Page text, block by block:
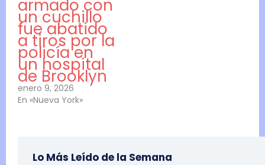
armado con
un cuchillo
fue abatido
a tiros por la
policía en
un hospital
de Brooklyn
enero 9, 2026
En «Nueva York»
Lo Más Leído de la Semana